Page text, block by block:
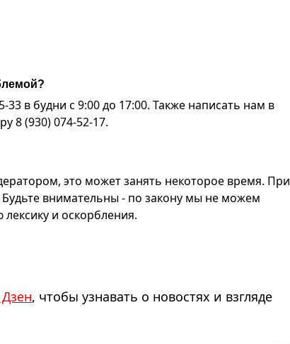
в будни с 9:00 до 17:00. Также написать нам в
8 (930) 074-52-17.
это может занять некоторое время. При
внимательны - по закону мы не можем
и оскорбления.
, чтобы узнавать о новостях и взгляде